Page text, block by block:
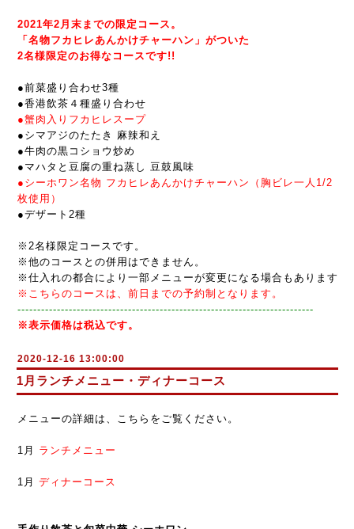
2021年2月末までの限定コース。
「名物フカヒレあんかけチャーハン」がついた
2名様限定のお得なコースです!!
●前菜盛り合わせ3種
●香港飲茶４種盛り合わせ
●蟹肉入りフカヒレスープ
● シマアジのたたき 麻辣和え
●牛肉の黒コショウ炒め
●マハタと豆腐の重ね蒸し 豆鼓風味
●シーホワン名物 フカヒレあんかけチャーハン（胸ビレ一人1/2
枚使用）
●デザート2種
※2名様限定コースです。
※他のコースとの併用はできません。
※仕入れの都合により一部メニューが変更になる場合もあります
※こちらのコースは、前日までの予約制となります。
---------------------------------------------------------------------------
※表示価格は税込です。
2020-12-16 13:00:00
1月ランチメニュー・ディナーコース
メニューの詳細は、こちらをご覧ください。
1月 ランチメニュー
1月 ディナーコース